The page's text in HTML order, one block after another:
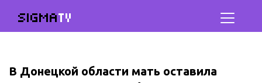
SIGMATV
В Донецкой области мать оставила